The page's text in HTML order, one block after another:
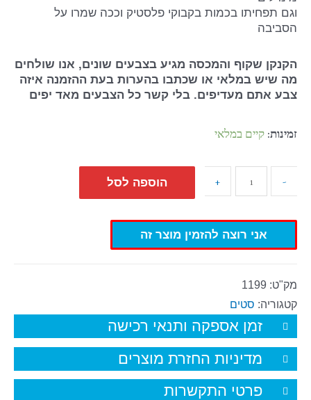
וגם תפחיתו בכמות בקבוקי פלסטיק וככה שמרו על
הסביבה
הקנקן שקוף והמכסה מגיע בצבעים שונים, אנו שולחים
מה שיש במלאי או שכתבו בהערות בעת ההזמנה איזה
צבע אתם מעדיפים. בלי קשר כל הצבעים מאד יפים
זמינות: קיים במלאי
-
+ הוספה לסל
אני רוצה להזמין מוצר זה
מק"ט: 1199
קטגוריה: סטים
זמן אספקה ותנאי רכישה
מדיניות החזרת מוצרים
פרטי התקשרות